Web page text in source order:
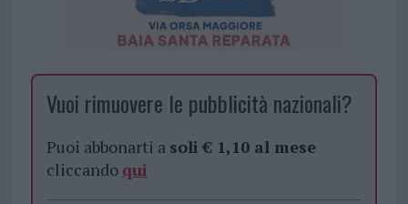
Vuoi rimuovere le pubblicità nazionali?
Puoi abbonarti a soli € 1,10 al mese
cliccando qui